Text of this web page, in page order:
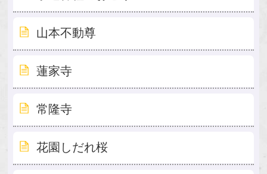
山本不動尊
蓮家寺
常隆寺
花園しだれ桜